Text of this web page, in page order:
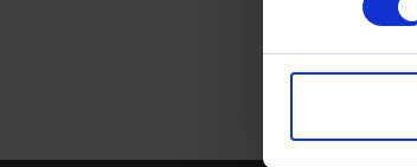
digitali).
modificare o